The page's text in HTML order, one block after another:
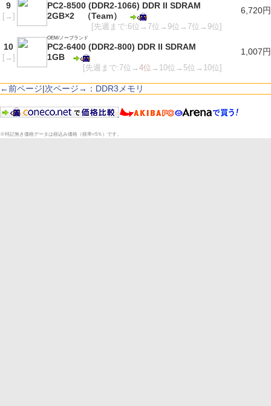
9
[→ ]
PC2-8500 (DDR2-1066) DDR II SDRAM
2GB×2 （Team）
[先週まで:6位→7位→9位→7位→9位]
6,720円
10
[→ ]
OEM/ノーブランド
PC2-6400 (DDR2-800) DDR II SDRAM
1GB
[先週まで:7位→4位 →10位→5位→10位]
1,007円
←前ページ|次ページ→：DDR3メモリ
※特記無き価格データは税込み価格（税率=5％）です。